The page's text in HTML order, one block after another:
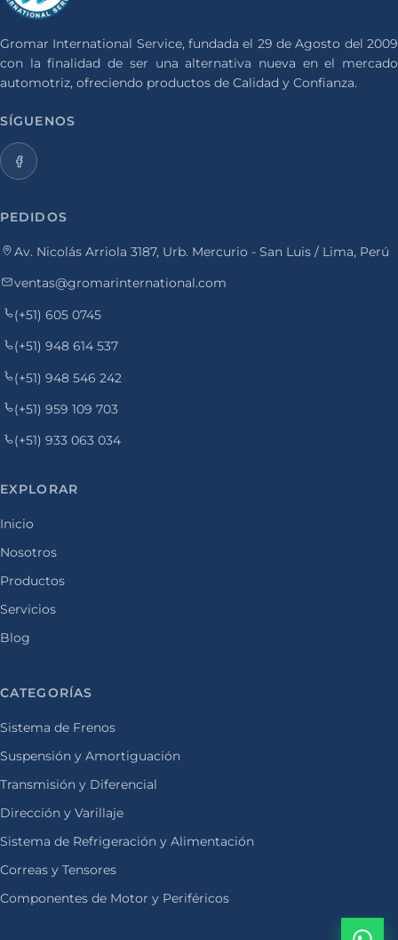
Gromar International Service, fundada el 29 de Agosto del 2009
con la finalidad de ser una alternativa nueva en el mercado
automotriz, ofreciendo productos de Calidad y Confianza.
SÍGUENOS
PEDIDOS
Av. Nicolás Arriola 3187, Urb. Mercurio - San Luis / Lima, Perú
ventas@gromarinternational.com
(+51) 605 0745
(+51) 948 614 537
(+51) 948 546 242
(+51) 959 109 703
(+51) 933 063 034
EXPLORAR
Inicio
Nosotros
Productos
Servicios
Blog
CATEGORÍAS
Sistema de Frenos
Suspensión y Amortiguación
Transmisión y Diferencial
Dirección y Varillaje
Sistema de Refrigeración y Alimentación
Correas y Tensores
Componentes de Motor y Periféricos